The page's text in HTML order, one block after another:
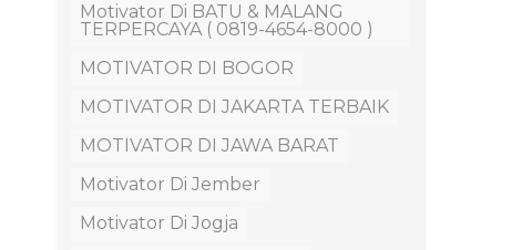
Motivator Di BATU & MALANG
TERPERCAYA ( 0819-4654-8000 )
MOTIVATOR DI BOGOR
MOTIVATOR DI JAKARTA TERBAIK
MOTIVATOR DI JAWA BARAT
Motivator Di Jember
Motivator Di Jogja